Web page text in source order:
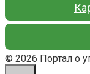
© 2026 Портал о